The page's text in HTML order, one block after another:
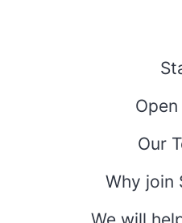
Open
Our
Why join